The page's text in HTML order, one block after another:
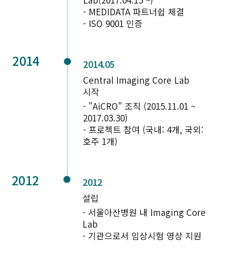
- MEDIDATA 파트너쉽 체결
- ISO 9001 인증
2014 2014.05
Central Imaging Core Lab
시작
- "AiCRO" 조직 (2015.11.01 ~
2017.03.30)
- 프로젝트 참여 (국내: 4개, 국외:
호주 1개)
2012 2012
설립
- 서울아산병원 내 Imaging Core
Lab
- 기관으로서 임상시험 영상 지원